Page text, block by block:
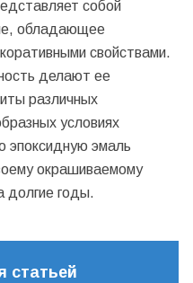
собой
обладающее
свойствами.
делают ее
различных
условиях
эпоксидную эмаль
окрашиваемому
долгие годы.
статьей